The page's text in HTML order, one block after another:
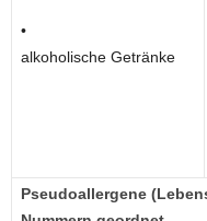
•
alkoholische Getränke
Pseudoallergene